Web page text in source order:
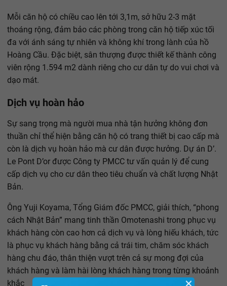
Mỗi căn hộ có chiều cao lên tới 3,1m, sở hữu 2-3 mặt
thoáng rộng, đảm bảo các phòng trong căn hộ tiếp xúc tối
đa với ánh sáng tự nhiên và không khí trong lành của hồ
Hoàng Cầu. Đặc biệt, sân thượng được thiết kế thành công
viên rộng 1.594 m2 dành riêng cho cư dân tự do vui chơi và
dạo mát.
Dịch vụ hoàn hảo
Sự sang trọng mà người mua nhà tận hưởng không đơn
thuần chỉ thể hiện bằng căn hộ có trang thiết bị cao cấp mà
còn là dịch vụ hoàn hảo mà cư dân được hưởng. Dự án D’.
Le Pont D’or được Công ty PMCC tư vấn quản lý để cung
cấp dịch vụ cho cư dân theo tiêu chuẩn và chất lượng Nhật
Bản.
Ông Yuji Koyama, Tổng Giám đốc PMCC, giải thích, “phong
cách Nhật Bản” mang tinh thần Omotenashi trong phục vụ
khách hàng còn cao hơn cả dịch vụ và lòng hiếu khách, tức
là phục vụ khách hàng bằng cả trái tim, chăm sóc khách
hàng chu đáo, thân thiện vượt trên cả sự mong đợi của
khách hàng và làm hài lòng khách hàng trong từng khoảnh
khắc